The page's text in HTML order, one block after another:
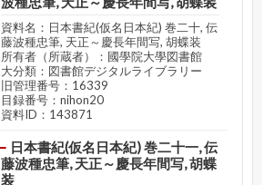
資料名：日本書紀(仮名日本紀) 巻二十, 伝
藤波種忠筆, 天正～慶長年間写, 胡蝶装
所有者（所蔵者）：國學院大學図書館
大分類：図書館デジタルライブラリー
旧管理番号：16339
目録番号：nihon20
資料ID：143871
日本書紀(仮名日本紀) 巻二十一, 伝
藤波種忠筆, 天正～慶長年間写, 胡蝶
装